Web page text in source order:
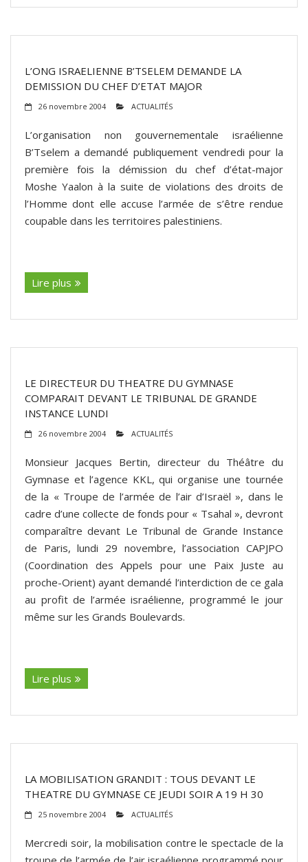
L’ONG ISRAELIENNE B’TSELEM DEMANDE LA
DEMISSION DU CHEF D’ETAT MAJOR
26 novembre 2004 ACTUALITÉS
L’organisation non gouvernementale israélienne
B’Tselem a demandé publiquement vendredi pour la
première fois la démission du chef d’état-major
Moshe Yaalon à la suite de violations des droits de
l’Homme dont elle accuse l’armée de s’être rendue
coupable dans les territoires palestiniens.
Lire plus
LE DIRECTEUR DU THEATRE DU GYMNASE
COMPARAIT DEVANT LE TRIBUNAL DE GRANDE
INSTANCE LUNDI
26 novembre 2004 ACTUALITÉS
Monsieur Jacques Bertin, directeur du Théâtre du
Gymnase et l’agence KKL, qui organise une tournée
de la « Troupe de l’armée de l’air d’Israël », dans le
cadre d’une collecte de fonds pour « Tsahal », devront
comparaître devant Le Tribunal de Grande Instance
de Paris, lundi 29 novembre, l’association CAPJPO
(Coordination des Appels pour une Paix Juste au
proche-Orient) ayant demandé l’interdiction de ce gala
au profit de l’armée israélienne, programmé le jour
même sur les Grands Boulevards.
Lire plus
LA MOBILISATION GRANDIT : TOUS DEVANT LE
THEATRE DU GYMNASE CE JEUDI SOIR A 19 H 30
25 novembre 2004 ACTUALITÉS
Mercredi soir, la mobilisation contre le spectacle de la